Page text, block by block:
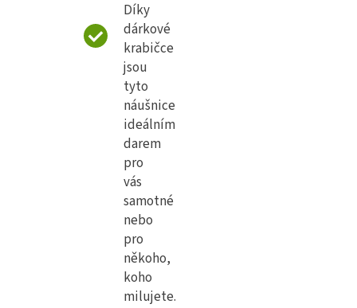
Díky
dárkové
krabičce
jsou
tyto
náušnice
ideálním
darem
pro
vás
samotné
nebo
pro
někoho,
koho
milujete.